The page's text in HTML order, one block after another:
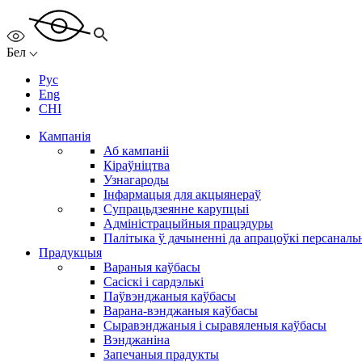
Бел
Рус
Eng
CHI
Кампанія
Аб кампаніі
Кіраўніцтва
Узнагароды
Інфармацыя для акцыянераў
Супрацьдзеянне карупцыі
Адміністрацыйныя працэдуры
Палітыка ў дачыненні да апрацоўкі
Прадукцыя
Вараныя каўбасы
Сасіскі і сардэлькі
Паўвэнджаныя каўбасы
Варана-вэнджаныя каўбасы
Сыравэнджаныя і сыравяленыя каўбасы
Вэнджаніна
Запечаныя прадукты